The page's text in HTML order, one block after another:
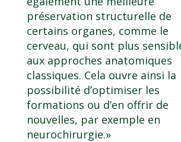
préservation structurelle de
certains organes, comme le
cerveau, qui sont plus
aux approches anatomiques
classiques. Cela ouvre ainsi la
possibilité d’optimiser les
formations ou d’en offrir de
nouvelles, par exemple en
neurochirurgie.»